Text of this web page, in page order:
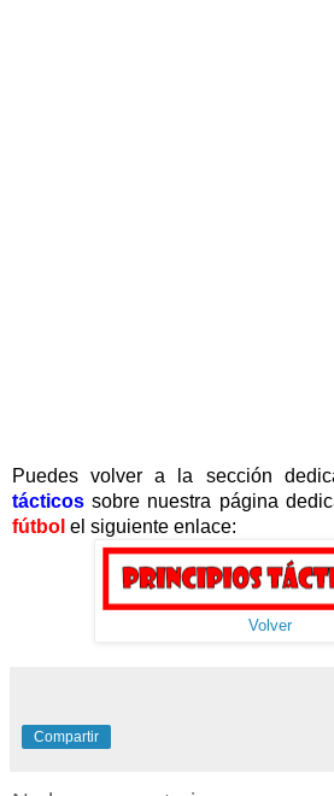
Puedes volver a la sección
tácticossobre nuestra página
fútbol el siguiente enlace:
Volver
Compartir